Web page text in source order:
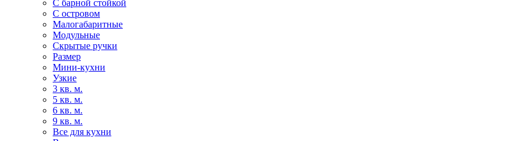
С барной стойкой
С островом
Малогабаритные
Модульные
Скрытые ручки
Размер
Мини-кухни
Узкие
3 кв. м.
5 кв. м.
6 кв. м.
9 кв. м.
Все для кухни